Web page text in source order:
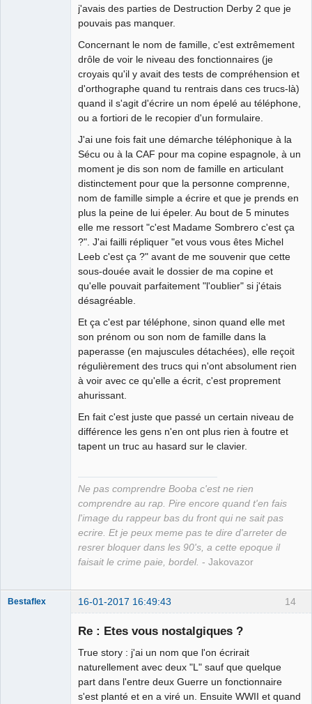
j'avais des parties de Destruction Derby 2 que je
pouvais pas manquer.
Concernant le nom de famille, c'est extrêmement
drôle de voir le niveau des fonctionnaires (je
croyais qu'il y avait des tests de compréhension et
d'orthographe quand tu rentrais dans ces trucs-là)
quand il s'agit d'écrire un nom épelé au téléphone,
ou a fortiori de le recopier d'un formulaire.
J'ai une fois fait une démarche téléphonique à la
Sécu ou à la CAF pour ma copine espagnole, à un
moment je dis son nom de famille en articulant
distinctement pour que la personne comprenne,
nom de famille simple a écrire et que je prends en
plus la peine de lui épeler. Au bout de 5 minutes
elle me ressort "c'est Madame Sombrero c'est ça
?". J'ai failli répliquer "et vous vous êtes Michel
Leeb c'est ça ?" avant de me souvenir que cette
sous-douée avait le dossier de ma copine et
qu'elle pouvait parfaitement "l'oublier" si j'étais
désagréable.
Et ça c'est par téléphone, sinon quand elle met
son prénom ou son nom de famille dans la
paperasse (en majuscules détachées), elle reçoit
régulièrement des trucs qui n'ont absolument rien
à voir avec ce qu'elle a écrit, c'est proprement
ahurissant.
En fait c'est juste que passé un certain niveau de
différence les gens n'en ont plus rien à foutre et
tapent un truc au hasard sur le clavier.
Ne pas comprendre Booba c'est ne rien
comprendre au rap. Pire encore quand t'en fais
l'image du rappeur bas du front qui ne sait pas
ecrire. Et je peux meme pas te dire d'arreter de
resrer bloquer dans les 90's, a cette epoque il
faisait le crime paie, bordel. - Jakovazor
14
Bestaflex 16-01-2017 16:49:43
Re : Etes vous nostalgiques ?
True story : j'ai un nom que l'on écrirait
naturellement avec deux "L" sauf que quelque
part dans l'entre deux Guerre un fonctionnaire
s'est planté et en a viré un. Ensuite WWII et quand